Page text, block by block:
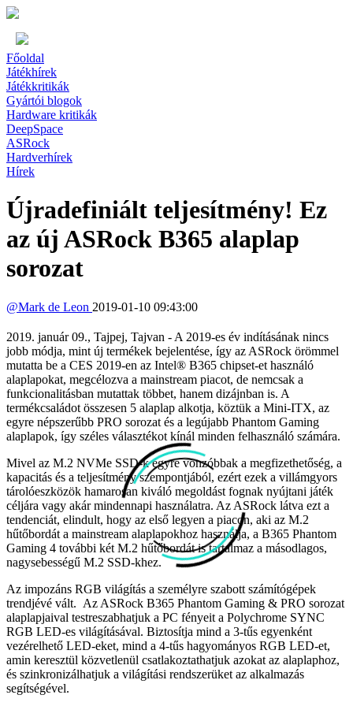
Főoldal
Játékhírek
Játékkritikák
Gyártói blogok
Hardware kritikák
DeepSpace
ASRock
Hardverhírek
Hírek
Újradefiniált teljesítmény! Ez
az új ASRock B365 alaplap
sorozat
@Mark de Leon 2019-01-10 09:43:00
2019. január 09., Tajpej, Tajvan - A 2019-es év indításának nincs
jobb módja, mint új termékek bejelentése, így az ASRock örömmel
mutatta be a CES 2019-en az Intel® B365 chipset-et használó
alaplapokat, megcélozva a mainstream piacot, de nemcsak a
funkcionalitásban mutattak többet, hanem dizájnban is. A
termékcsaládot összesen 5 alaplap alkotja, köztük a Mini-ITX, az
egyre népszerűbb PRO sorozat és a legújabb Phantom Gaming
alaplapok, így széles választékot kínál minden felhasználó számára.
Mivel az M.2 NVMe SSD-k egyre vonzóbbak a megfizethetőség, a
kapacitás és a teljesítmény szempontjából, ezért ezek a villámgyors
tárolóeszközök hamarosan kiváló megoldást fognak nyújtani játék
céljára vagy akár mindennapi használatra. Az ASRock látva ezt a
tendenciát, elindult, hogy az első legyen a piacon, aki az M.2
hűtőbordát a mainstream alaplapokhoz használja, a B365 Phantom
Gaming 4 további két M.2 hűtőbordát is tartalmaz a másodlagos,
nagysebességű M.2 SSD-khez.
Az impozáns RGB világítás a személyre szabott számítógépek
trendjévé vált. Az ASRock B365 Phantom Gaming & PRO sorozat
alaplapjaival testreszabhatjuk a PC fényeit a Polychrome SYNC
RGB LED-es világításával. Biztosítja mind a 3-tűs egyenként
vezérelhető LED-eket, mind a 4-tűs hagyományos RGB LED-et,
amin keresztül közvetlenül csatlakoztathatjuk azokat az alaplaphoz,
és szinkronizálhatjuk a világítási rendszerüket az alkalmazás
segítségével.